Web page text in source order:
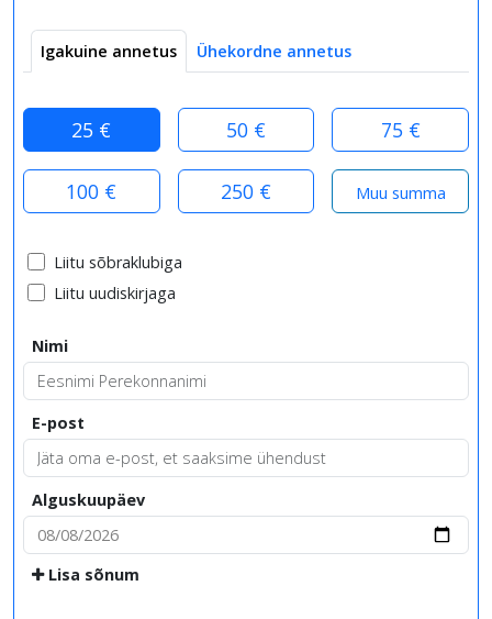
Igakuine annetus Ühekordne annetus
25 € 50 € 75 €
100 € 250 €
Liitu sõbraklubiga
Liitu uudiskirjaga
Nimi
E-post
Alguskuupäev
Lisa sõnum